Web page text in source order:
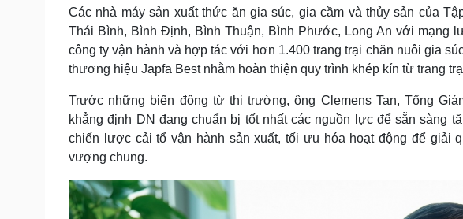
eSports
Hậu trường
Sức khỏe
Dinh dưỡng - món ngon
Sản phụ khoa
Nhi khoa
Nam khoa
Làm đẹp - giảm cân
Ăn sạch sống khỏe
Đời sống
Nhà đẹp
Tình yêu - Gia đình
Văn hóa
Sân khấu -
Âm nhạc
Di sản
Cải chính
Các nhà máy sản xuất thức ăn gia súc, gia cầm và thủy sản của
Thái Bình, Bình Định, Bình Thuận, Bình Phước, Long An với mạng
công ty vận hành và hợp tác với hơn 1.400 trang trại chăn nuôi gia
thương hiệu Japfa Best nhằm hoàn thiện quy trình khép kín từ trang
Trước những biến động từ thị trường, ông Clemens Tan, Tổng
khẳng định DN đang chuẩn bị tốt nhất các nguồn lực để sẵn sàng
chiến lược cải tổ vận hành sản xuất, tối ưu hóa hoạt động để giải
vượng chung.